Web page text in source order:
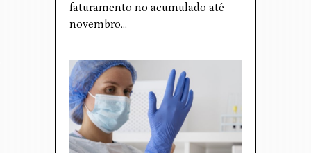
faturamento no acumulado até
novembro…